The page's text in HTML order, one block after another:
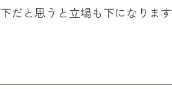
だと思うと立場も下になります